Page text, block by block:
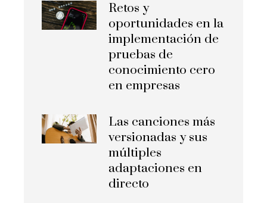
Retos y
oportunidades en la
implementación de
pruebas de
conocimiento cero
en empresas
Las canciones más
versionadas y sus
múltiples
adaptaciones en
directo